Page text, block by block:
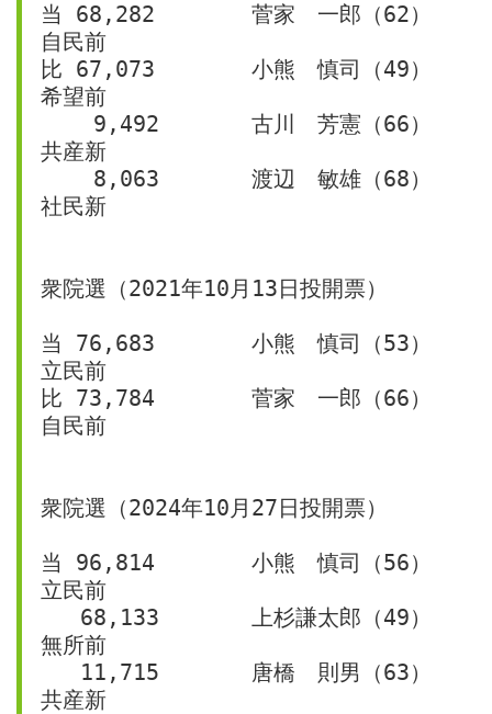
当 68,282	菅家　一郎（62）
自民前
比 67,073	小熊　慎司（49）
希望前
共産新
社民新
衆院選（2021年10月13日投開票）
当 76,683	小熊　慎司（53）
立民前
比 73,784	菅家　一郎（66）
自民前
衆院選（2024年10月27日投開票）
当 96,814	小熊　慎司（56）
立民前
無所前
共産新